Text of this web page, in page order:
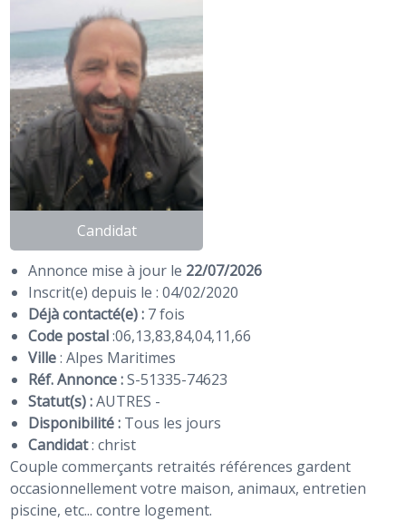
Candidat
Annonce mise à jour le 22/07/2026
Inscrit(e) depuis le : 04/02/2020
Déjà contacté(e) : 7 fois
Code postal:06,13,83,84,04,11,66
Ville: Alpes Maritimes
Réf. Annonce :S-51335-74623
Statut(s) :AUTRES -
Disponibilité : Tous les jours
Candidat:christ
Couple commerçants retraités références gardent
occasionnellement votre maison, animaux, entretien
piscine, etc... contre logement.